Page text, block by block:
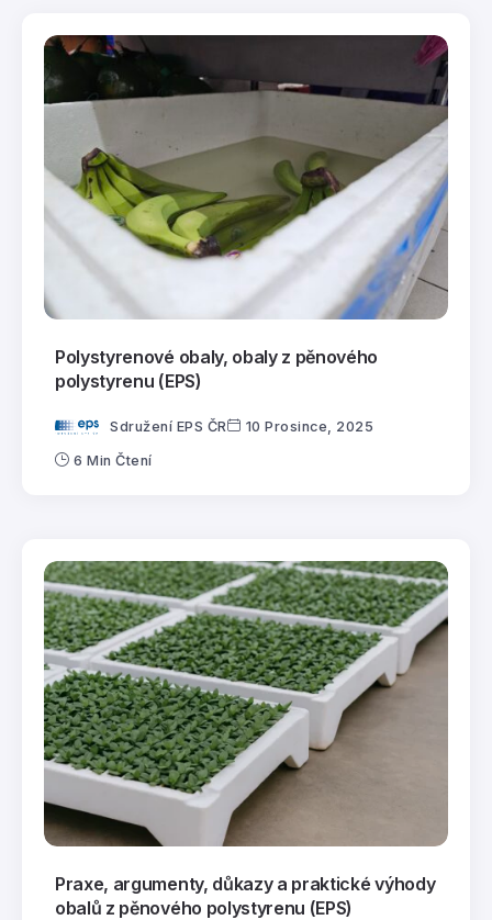
Polystyrenové obaly, obaly z pěnového
polystyrenu (EPS)
Sdružení EPS ČR 10 Prosince, 2025
6 Min Čtení
Praxe, argumenty, důkazy a praktické výhody
obalů z pěnového polystyrenu (EPS)